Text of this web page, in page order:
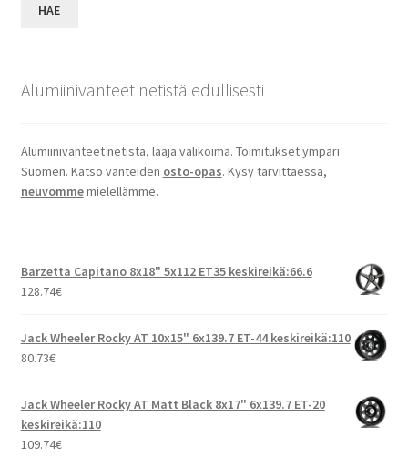
HAE
Alumiinivanteet netistä edullisesti
Alumiinivanteet netistä, laaja valikoima. Toimitukset ympäri
Suomen. Katso vanteiden osto-opas. Kysy tarvittaessa,
neuvommemielellämme.
Barzetta Capitano 8x18" 5x112 ET35 keskireikä:66.6
128.74€
Jack Wheeler Rocky AT 10x15" 6x139.7 ET-44 keskireikä:110
80.73€
Jack Wheeler Rocky AT Matt Black 8x17" 6x139.7 ET-20
keskireikä:110
109.74€